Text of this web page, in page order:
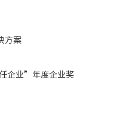
方案
企业”年度企业奖